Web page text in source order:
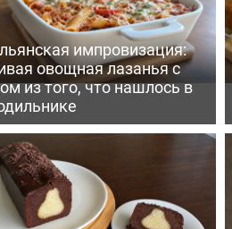
импровизация:
овощная лазанья с
из того, что нашлось в